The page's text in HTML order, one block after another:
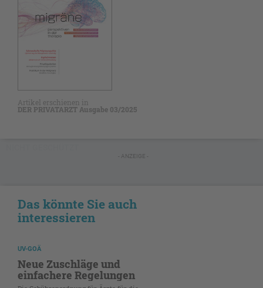
Artikel erschienen in
DER PRIVATARZT Ausgabe 03/2025
- ANZEIGE -
Das könnte Sie auch
interessieren
UV-GOÄ
Neue Zuschläge und
einfachere Regelungen